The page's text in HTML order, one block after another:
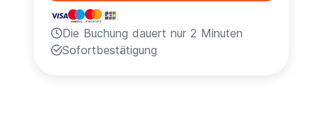
Die Buchung dauert nur 2 Minuten
Sofortbestätigung